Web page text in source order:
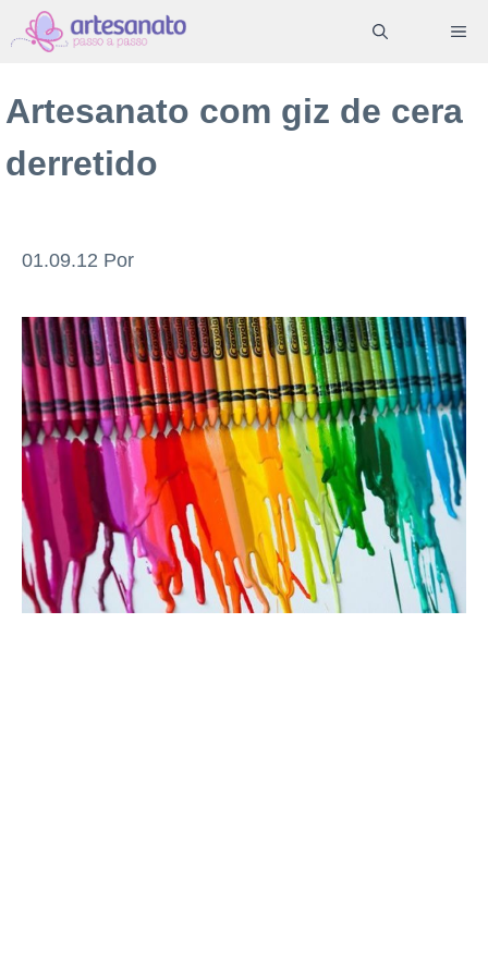
Pular
para
conteúdo
Artesanato com giz de cera
derretido
01.09.12 Por